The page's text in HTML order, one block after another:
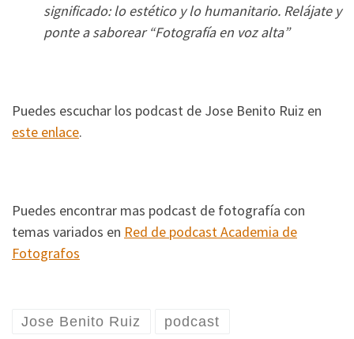
significado: lo estético y lo humanitario. Relájate y
ponte a saborear “Fotografía en voz alta”
Puedes escuchar los podcast de Jose Benito Ruiz en
este enlace.
Puedes encontrar mas podcast de fotografía con
temas variados en Red de podcast Academia de
Fotografos
Jose Benito Ruiz podcast